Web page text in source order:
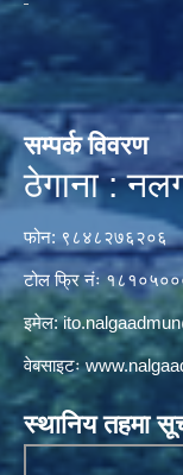
सम्पर्क विवरण
ठेगाना :
फोन: ९८४८२७६२०६
टोल फ्रि नंः
इमेल:
वेबसाइटः
स्थानिय तहमा